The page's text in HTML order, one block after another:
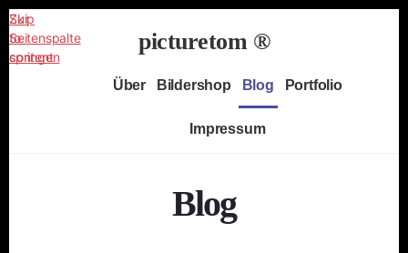
Zur
Seitenspalte
springen
Skip
to
content
picturetom ®
Independent
Über Bildershop Blog Portfolio
Impressum
Blog